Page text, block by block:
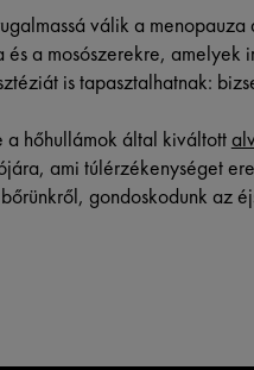
válik a
a mosószerekre,
is tapasztalhatnak:
a hőhullámok által kiváltott
ami túlérzékenységet
gondoskodunk az